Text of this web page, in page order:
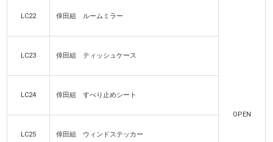
OPEN
LC22 倖田組 ルームミラー
LC23 倖田組 ティッシュケース
LC24 倖田組 すべり止めシート
LC25 倖田組 ウィンドステッカー